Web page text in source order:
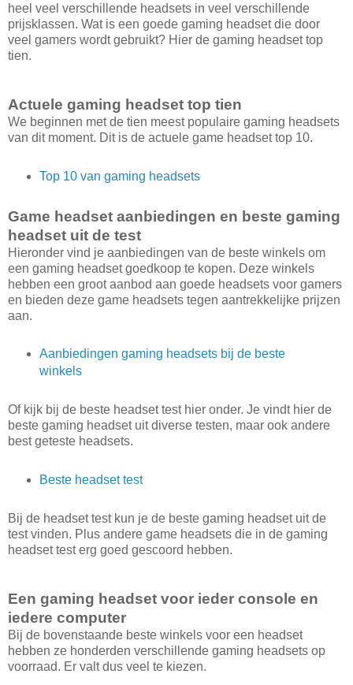
heel veel verschillende headsets in veel verschillende
prijsklassen. Wat is een goede gaming headset die door
veel gamers wordt gebruikt? Hier de gaming headset top
tien.
Actuele gaming headset top tien
We beginnen met de tien meest populaire gaming headsets
van dit moment. Dit is de actuele game headset top 10.
Top 10 van gaming headsets
Game headset aanbiedingen en beste gaming
headset uit de test
Hieronder vind je aanbiedingen van de beste winkels om
een gaming headset goedkoop te kopen. Deze winkels
hebben een groot aanbod aan goede headsets voor gamers
en bieden deze game headsets tegen aantrekkelijke prijzen
aan.
Aanbiedingen gaming headsets bij de beste
winkels
Of kijk bij de beste headset test hier onder. Je vindt hier de
beste gaming headset uit diverse testen, maar ook andere
best geteste headsets.
Beste headset test
Bij de headset test kun je de beste gaming headset uit de
test vinden. Plus andere game headsets die in de gaming
headset test erg goed gescoord hebben.
Een gaming headset voor ieder console en
iedere computer
Bij de bovenstaande beste winkels voor een headset
hebben ze honderden verschillende gaming headsets op
voorraad. Er valt dus veel te kiezen.